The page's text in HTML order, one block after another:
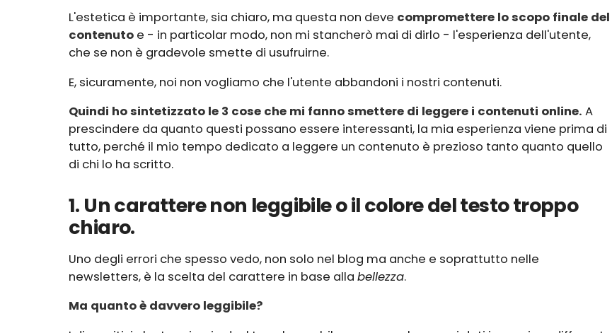
L'estetica è importante, sia chiaro, ma questa non deve compromettere lo scopo finale del
contenuto e - in particolar modo, non mi stancherò mai di dirlo - l'esperienza dell'utente,
che se non è gradevole smette di usufruirne.
E, sicuramente, noi non vogliamo che l'utente abbandoni i nostri contenuti.
Quindi ho sintetizzato le 3 cose che mi fanno smettere di leggere i contenuti online. A
prescindere da quanto questi possano essere interessanti, la mia esperienza viene prima di
tutto, perché il mio tempo dedicato a leggere un contenuto è prezioso tanto quanto quello
di chi lo ha scritto.
1. Un carattere non leggibile o il colore del testo troppo
chiaro.
Uno degli errori che spesso vedo, non solo nel blog ma anche e soprattutto nelle
newsletters, è la scelta del carattere in base alla bellezza.
Ma quanto è davvero leggibile?